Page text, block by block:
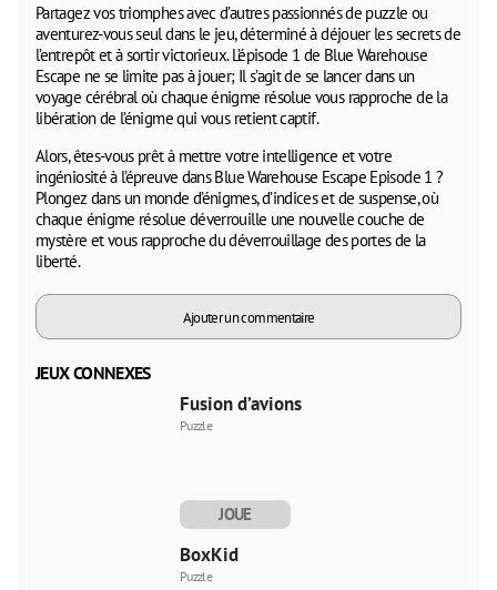
Partagez vos triomphes avec d’autres passionnés de puzzle ou
aventurez-vous seul dans le jeu, déterminé à déjouer les secrets de
l’entrepôt et à sortir victorieux. L’épisode 1 de Blue Warehouse
Escape ne se limite pas à jouer; Il s’agit de se lancer dans un
voyage cérébral où chaque énigme résolue vous rapproche de la
libération de l’énigme qui vous retient captif.
Alors, êtes-vous prêt à mettre votre intelligence et votre
ingéniosité à l’épreuve dans Blue Warehouse Escape Episode 1 ?
Plongez dans un monde d’énigmes, d’indices et de suspense, où
chaque énigme résolue déverrouille une nouvelle couche de
mystère et vous rapproche du déverrouillage des portes de la
liberté.
Ajouter un commentaire
JEUX CONNEXES
Fusion d’avions
Puzzle
JOUE
BoxKid
Puzzle